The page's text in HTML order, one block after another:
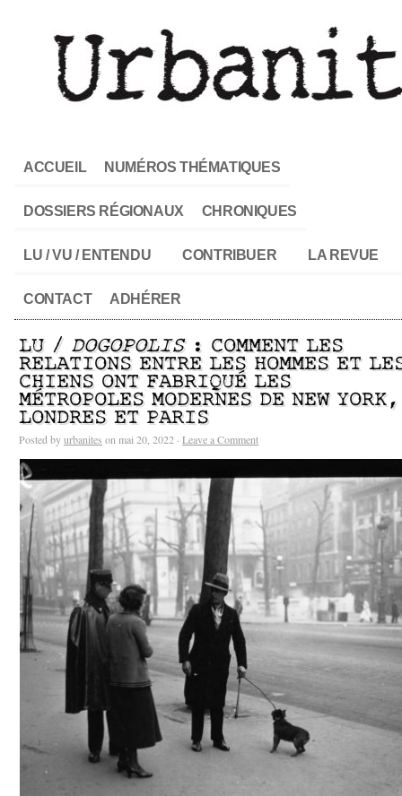
ACCUEIL NUMÉROS THÉMATIQUES
DOSSIERS RÉGIONAUX CHRONIQUES
LU / VU / ENTENDU CONTRIBUER LA REVUE
CONTACT ADHÉRER
LU / DOGOPOLIS: COMMENT LES
RELATIONS ENTRE LES HOMMES ET
CHIENS ONT FABRIQUÉ LES
MÉTROPOLES MODERNES DE NEW YORK,
LONDRES ET PARIS
Posted byurbanites on mai 20, 2022 · Leave a Comment